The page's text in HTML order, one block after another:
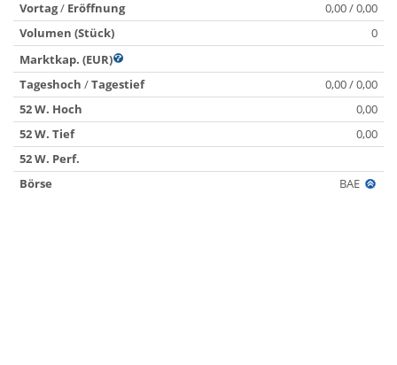
Vortag/ Eröffnung
0,00 / 0,00
Volumen (Stück)
0
Marktkap. (EUR)
Tageshoch /Tagestief
0,00 / 0,00
52 W. Hoch
0,00
52 W. Tief
0,00
52 W. Perf.
Börse
BAE